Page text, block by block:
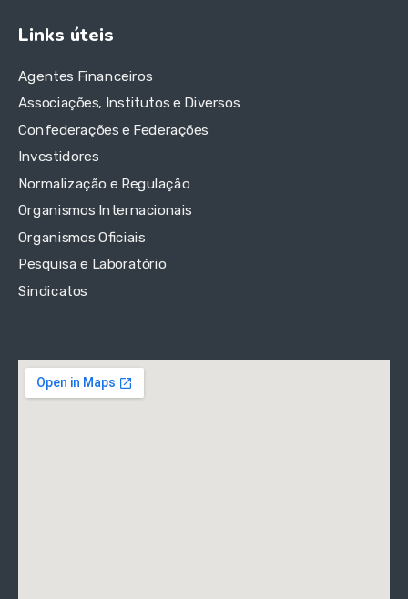
Links úteis
Agentes Financeiros
Associações, Institutos e Diversos
Confederações e Federações
Investidores
Normalização e Regulação
Organismos Internacionais
Organismos Oficiais
Pesquisa e Laboratório
Sindicatos